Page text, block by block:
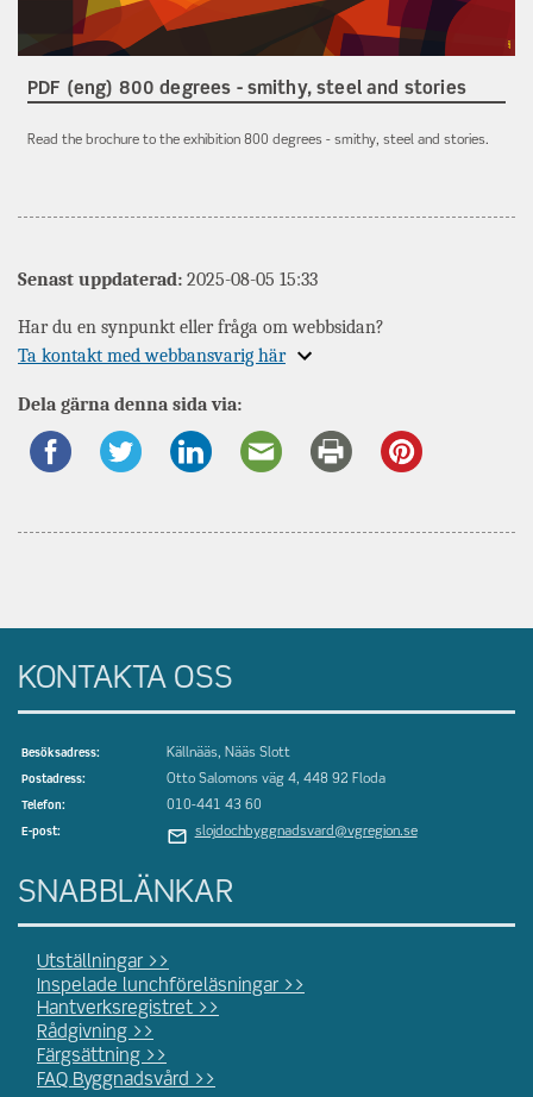
PDF (eng) 800 degrees - smithy, steel and stories
Read the brochure to the exhibition 800 degrees - smithy, steel and stories.
Senast uppdaterad: 2025-08-05 15:33
Har du en synpunkt eller fråga om webbsidan?
Expandera
om
Ta kontakt med webbansvarig här
Dela gärna denna sida via:
KONTAKTA OSS
Besöksadress: Källnääs, Nääs Slott
Postadress: Otto Salomons väg 4, 448 92 Floda
Telefon: 010-441 43 60
E-post: slojdochbyggnadsvard@vgregion.se
SNABBLÄNKAR
Utställningar >>
Inspelade lunchföreläsningar >>
Hantverksregistret >>
Rådgivning >>
Färgsättning >>
FAQ Byggnadsvård >>